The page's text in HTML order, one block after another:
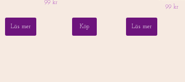
99 kr
Läs mer
99 kr
Läs mer